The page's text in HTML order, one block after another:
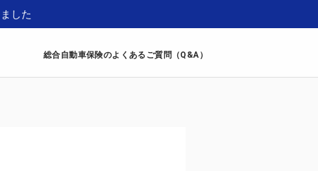
した
総合自動車保険のよくあるご質問（Q&A）